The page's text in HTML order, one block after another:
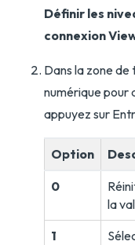
Définir les
connexion
Dans la zone
numérique pour
appuyez sur
Option
0
la
1